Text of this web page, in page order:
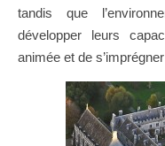
tandis que
développer leurs
animée et de